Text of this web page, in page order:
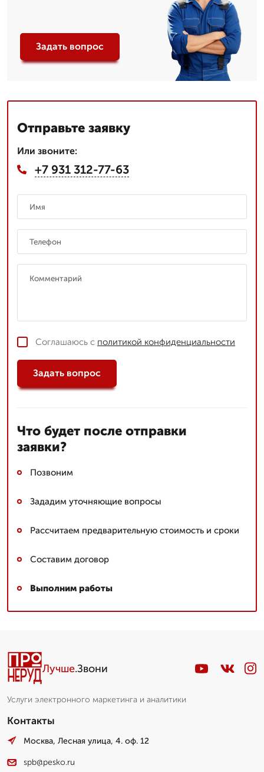
Задать вопрос
Отправьте заявку
Или звоните:
+7 931 312-77-63
Соглашаюсь с политикой конфиденциальности
Задать вопрос
Что будет после отправки
заявки?
Позвоним
Зададим уточняющие вопросы
Рассчитаем предварительную стоимость и сроки
Составим договор
Выполним работы
Лучше.Звони
Услуги электронного маркетинга и аналитики
Контакты
Москва, Лесная улица, 4. оф. 12
spb@pesko.ru